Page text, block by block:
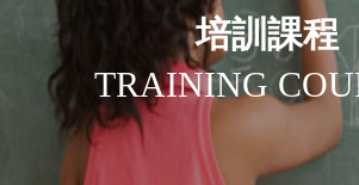
培訓課程
TRAINING